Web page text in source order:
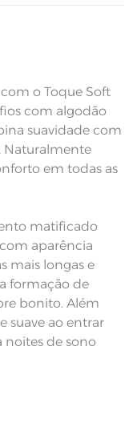
com 4 abas
na cor
moldura cinza e
flores. Sobrelençol
floral rosa. Lençol com
e leve textura.
Elástico; 1 Sobrelençol;
Elástico: 1,93m x 2,03m x
2,90m x 2,50m;
x 70cm
Dimensionado
40ºC; Proibido alvejar;
no mesmo
ou delicado de
e sabão;
etiqueta.
o Toque Soft
com algodão
suavidade com
Naturalmente
em todas as
matificado
aparência
mais longas e
formação de
bonito. Além
suave ao entrar
noites de sono